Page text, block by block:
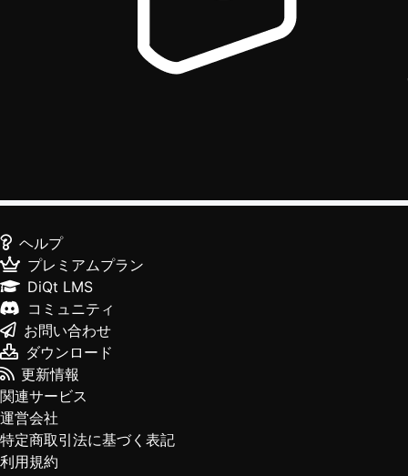
ヘルプ
プレミアムプラン
DiQt LMS
コミュニティ
お問い合わせ
ダウンロード
更新情報
関連サービス
運営会社
特定商取引法に基づく表記
利用規約